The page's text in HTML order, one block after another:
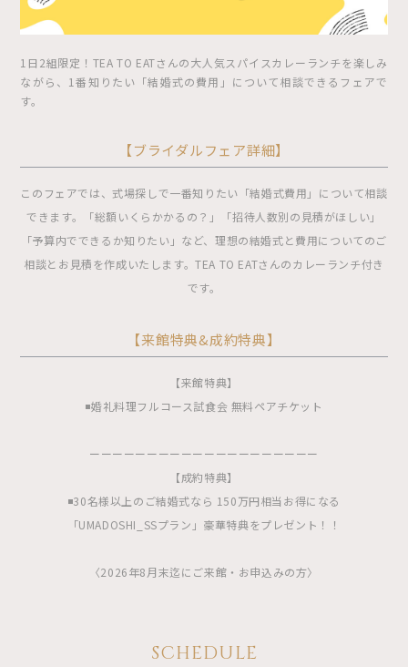
1日2組限定！TEA TO EATさんの大人気スパイスカレーランチを楽しみ
ながら、1番知りたい「結婚式の費用」について相談できるフェアで
す。
【ブライダルフェア詳細】
このフェアでは、式場探しで一番知りたい「結婚式費用」について相談
できます。「総額いくらかかるの？」「招待人数別の見積がほしい」
「予算内でできるか知りたい」など、理想の結婚式と費用についてのご
相談とお見積を作成いたします。TEA TO EATさんのカレーランチ付き
です。
【来館特典&成約特典】
【来館特典】
◾️婚礼料理フルコース試食会 無料ペアチケット
ーーーーーーーーーーーーーーーーーーーー
【成約特典】
◾️30名様以上のご結婚式なら 150万円相当お得になる
「UMADOSHI_SSプラン」豪華特典をプレゼント！！
〈2026年8月末迄にご来館・お申込みの方〉
SCHEDULE